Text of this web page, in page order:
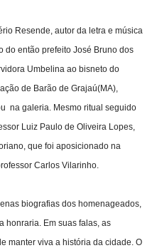
Resende, autor da letra e música
do então prefeito José Bruno dos
Umbelina ao bisneto do
de Barão de Grajaú(MA),
na galeria. Mesmo ritual seguido
Luiz Paulo de Oliveira Lopes,
que foi aposicionado na
Carlos Vilarinho.
biografias dos homenageados,
honraria. Em suas falas, as
manter viva a história da cidade. O